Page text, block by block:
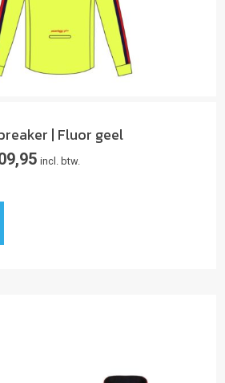
| Fluor geel
incl. btw.